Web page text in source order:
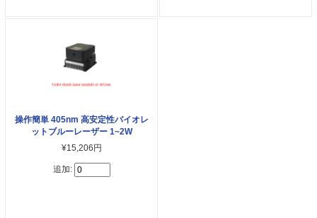
操作簡単 405nm 高安定性バイオレ
ットブルーレーザー 1~2W
¥15,206円
追加: